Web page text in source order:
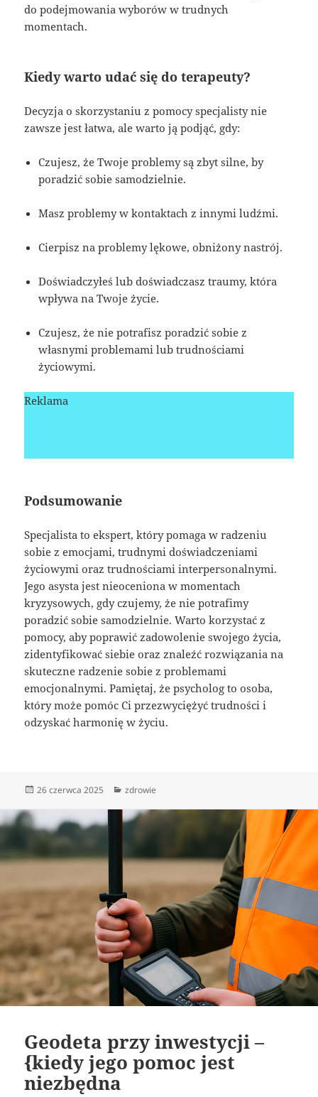
do podejmowania wyborów w trudnych
momentach.
Kiedy warto udać się do terapeuty?
Decyzja o skorzystaniu z pomocy specjalisty nie
zawsze jest łatwa, ale warto ją podjąć, gdy:
Czujesz, że Twoje problemy są zbyt silne, by
poradzić sobie samodzielnie.
Masz problemy w kontaktach z innymi ludźmi.
Cierpisz na problemy lękowe, obniżony nastrój.
Doświadczyłeś lub doświadczasz traumy, która
wpływa na Twoje życie.
Czujesz, że nie potrafisz poradzić sobie z
własnymi problemami lub trudnościami
życiowymi.
Reklama
Podsumowanie
Specjalista to ekspert, który pomaga w radzeniu
sobie z emocjami, trudnymi doświadczeniami
życiowymi oraz trudnościami interpersonalnymi.
Jego asysta jest nieoceniona w momentach
kryzysowych, gdy czujemy, że nie potrafimy
poradzić sobie samodzielnie. Warto korzystać z
pomocy, aby poprawić zadowolenie swojego życia,
zidentyfikować siebie oraz znaleźć rozwiązania na
skuteczne radzenie sobie z problemami
emocjonalnymi. Pamiętaj, że psycholog to osoba,
który może pomóc Ci przezwyciężyć trudności i
odzyskać harmonię w życiu.
Data
26 czerwca 2025 Kategorie
zdrowie
Geodeta przy inwestycji –
{kiedy jego pomoc jest
niezbędna